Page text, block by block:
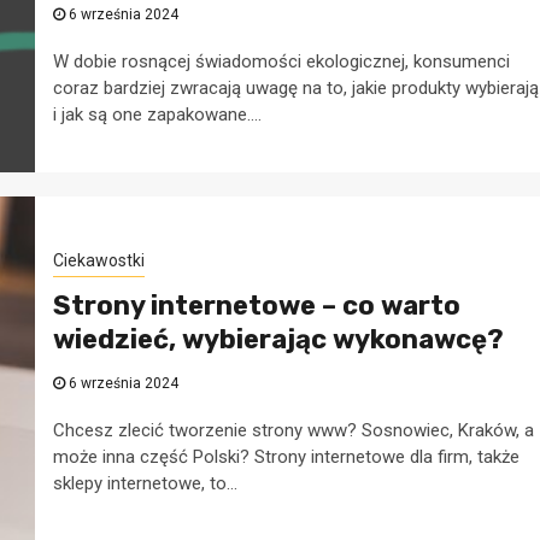
6 września 2024
W dobie rosnącej świadomości ekologicznej, konsumenci
coraz bardziej zwracają uwagę na to, jakie produkty wybierają
i jak są one zapakowane....
Ciekawostki
Strony internetowe – co warto
wiedzieć, wybierając wykonawcę?
6 września 2024
Chcesz zlecić tworzenie strony www? Sosnowiec, Kraków, a
może inna część Polski? Strony internetowe dla firm, także
sklepy internetowe, to...
–
audyt finansowy –
Różnice i synergia
dwiema
dziedzinami